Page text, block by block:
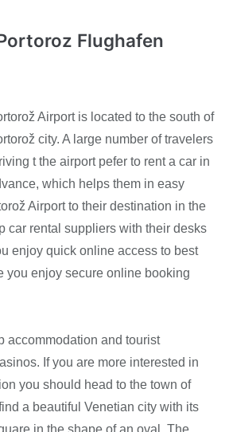
Flughafen
Airport is located to the south of
city. A large number of travelers
t the airport pefer to rent a car in
which helps them in easy
Airport to their destination in the
car rental suppliers with their desks
enjoy quick online access to best
you enjoy secure online booking
accommodation and tourist
If you are more interested in
you should head to the town of
a beautiful Venetian city with its
in the shape of an oval. The